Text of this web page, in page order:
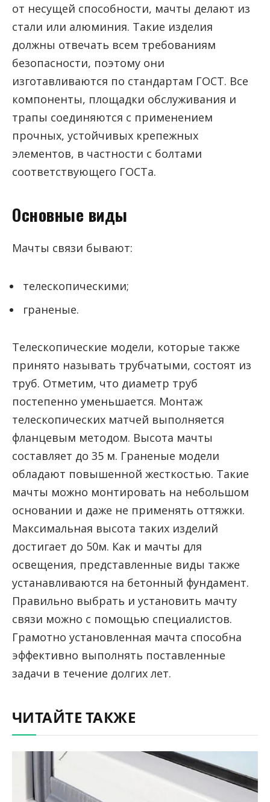
от несущей способности, мачты делают из
стали или алюминия. Такие изделия
должны отвечать всем требованиям
безопасности, поэтому они
изготавливаются по стандартам ГОСТ. Все
компоненты, площадки обслуживания и
трапы соединяются с применением
прочных, устойчивых крепежных
элементов, в частности с болтами
соответствующего ГОСТа.
Основные виды
Мачты связи бывают:
телескопическими;
граненые.
Телескопические модели, которые также
принято называть трубчатыми, состоят из
труб. Отметим, что диаметр труб
постепенно уменьшается. Монтаж
телескопических матчей выполняется
фланцевым методом. Высота мачты
составляет до 35 м. Граненые модели
обладают повышенной жесткостью. Такие
мачты можно монтировать на небольшом
основании и даже не применять оттяжки.
Максимальная высота таких изделий
достигает до 50м. Как и мачты для
освещения, представленные виды также
устанавливаются на бетонный фундамент.
Правильно выбрать и установить мачту
связи можно с помощью специалистов.
Грамотно установленная мачта способна
эффективно выполнять поставленные
задачи в течение долгих лет.
ЧИТАЙТЕ ТАКЖЕ